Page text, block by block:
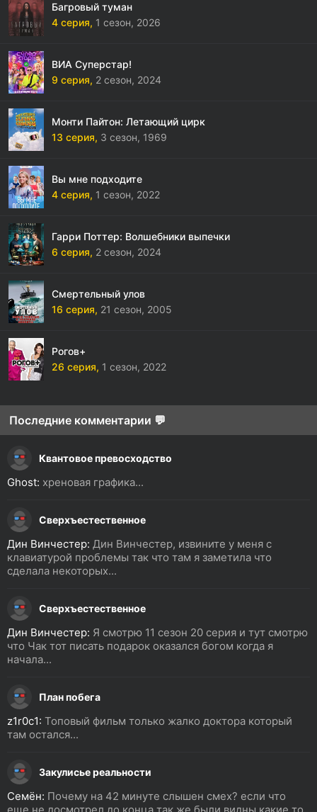
Багровый туман
4 серия, 1 сезон, 2026
ВИА Суперстар!
9 серия, 2 сезон, 2024
Монти Пайтон: Летающий цирк
13 серия, 3 сезон, 1969
Вы мне подходите
4 серия, 1 сезон, 2022
Гарри Поттер: Волшебники выпечки
6 серия, 2 сезон, 2024
Смертельный улов
16 серия, 21 сезон, 2005
Рогов+
26 серия, 1 сезон, 2022
Последние комментарии 💬
Квантовое превосходство
Ghost: хреновая графика...
Сверхъестественное
Дин Винчестер: Дин Винчестер, извините у меня с
клавиатурой проблемы так что там я заметила что
сделала некоторых...
Сверхъестественное
Дин Винчестер: Я смотрю 11 сезон 20 серия и тут смотрю
что Чак тот писать подарок оказался богом когда я
начала...
План побега
z1r0c1: Топовый фильм только жалко доктора который
там остался...
Закулисье реальности
Семён: Почему на 42 минуте слышен смех? если что